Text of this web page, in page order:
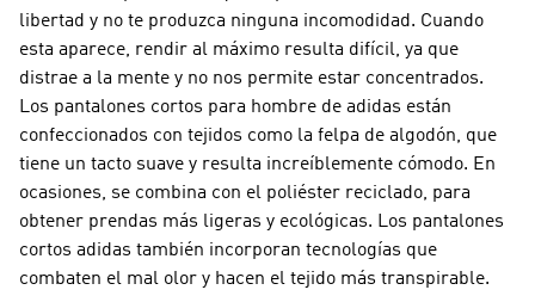
libertad y no te produzca ninguna incomodidad. Cuando
esta aparece, rendir al máximo resulta difícil, ya que
distrae a la mente y no nos permite estar concentrados.
Los pantalones cortos para hombre de adidas están
confeccionados con tejidos como la felpa de algodón, que
tiene un tacto suave y resulta increíblemente cómodo. En
ocasiones, se combina con el poliéster reciclado, para
obtener prendas más ligeras y ecológicas. Los pantalones
cortos adidas también incorporan tecnologías que
combaten el mal olor y hacen el tejido más transpirable.